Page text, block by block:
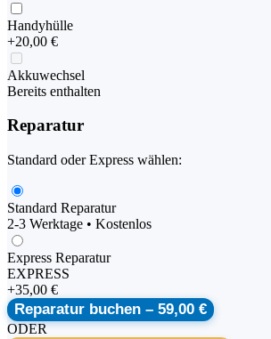
Handyhülle
+20,00 €
Akkuwechsel
Bereits enthalten
Reparatur
Standard oder Express wählen:
Standard Reparatur
2-3 Werktage • Kostenlos
Express Reparatur
EXPRESS
+35,00 €
Reparatur buchen – 59,00 €
ODER